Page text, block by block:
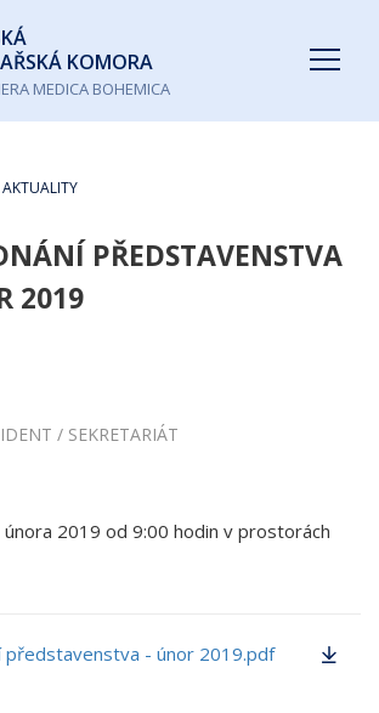
KOMORA
MEDICA BOHEMICA
AKTUALITY
PŘEDSTAVENSTVA
2019
/ SEKRETARIÁT
února 2019 od 9:00 hodin v prostorách
představenstva - únor 2019.pdf